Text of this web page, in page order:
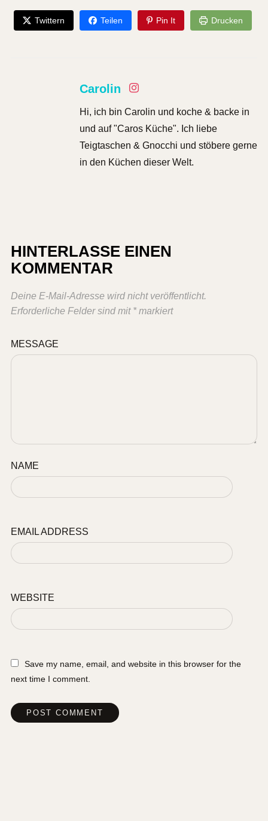
Twittern Teilen Pin It Drucken
Carolin
Hi, ich bin Carolin und koche & backe in
und auf "Caros Küche". Ich liebe
Teigtaschen & Gnocchi und stöbere gerne
in den Küchen dieser Welt.
HINTERLASSE EINEN
KOMMENTAR
Deine E-Mail-Adresse wird nicht veröffentlicht.
Erforderliche Felder sind mit *markiert
MESSAGE
NAME
EMAIL ADDRESS
WEBSITE
Save my name, email, and website in this browser for the
next time I comment.